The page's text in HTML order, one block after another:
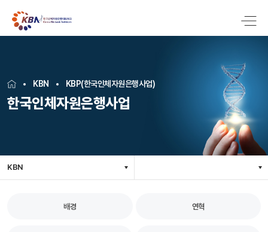
KBN KBP(한국인체자원은행사업)
한국인체자원은행사업
KBN
배경 연혁